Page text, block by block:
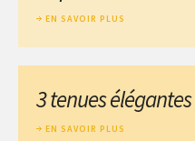
EN SAVOIR PLUS
3 tenues élégantes
EN SAVOIR PLUS